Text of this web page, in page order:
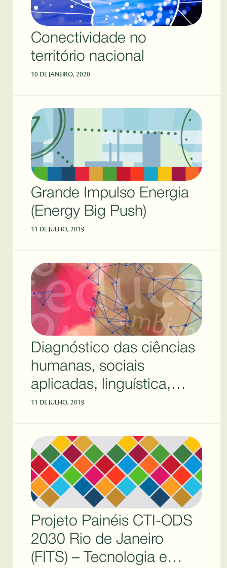
Conectividade no
território nacional
10 DE JANEIRO, 2020
Grande Impulso Energia
(Energy Big Push)
11 DE JULHO, 2019
Diagnóstico das ciências
humanas, sociais
aplicadas, linguística,
letras e artes (CHSSALLA)
11 DE JULHO, 2019
Projeto Painéis CTI-ODS
2030 Rio de Janeiro
(FITS) – Tecnologia e